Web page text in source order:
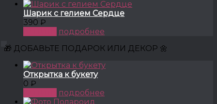
Шарик с гелием Сердце
390 ₽
подробнее
🎁 ДОБАВЬТЕ ПОДАРОК ИЛИ ДЕКОР 🌼
Открытка к букету
0 ₽
подробнее